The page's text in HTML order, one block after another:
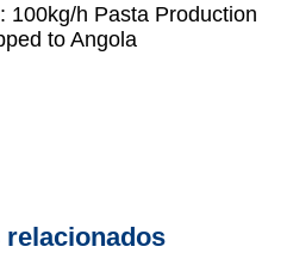
100kg/h Pasta Production
to Angola